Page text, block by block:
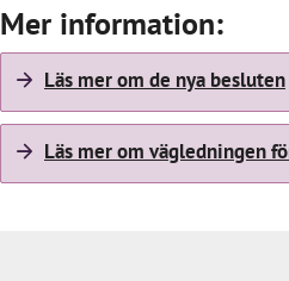
Mer information:
Läs mer om de nya besluten
Läs mer om vägledningen